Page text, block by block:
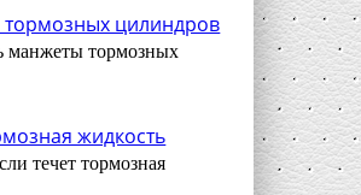
манжеты тормозных
течет тормозная